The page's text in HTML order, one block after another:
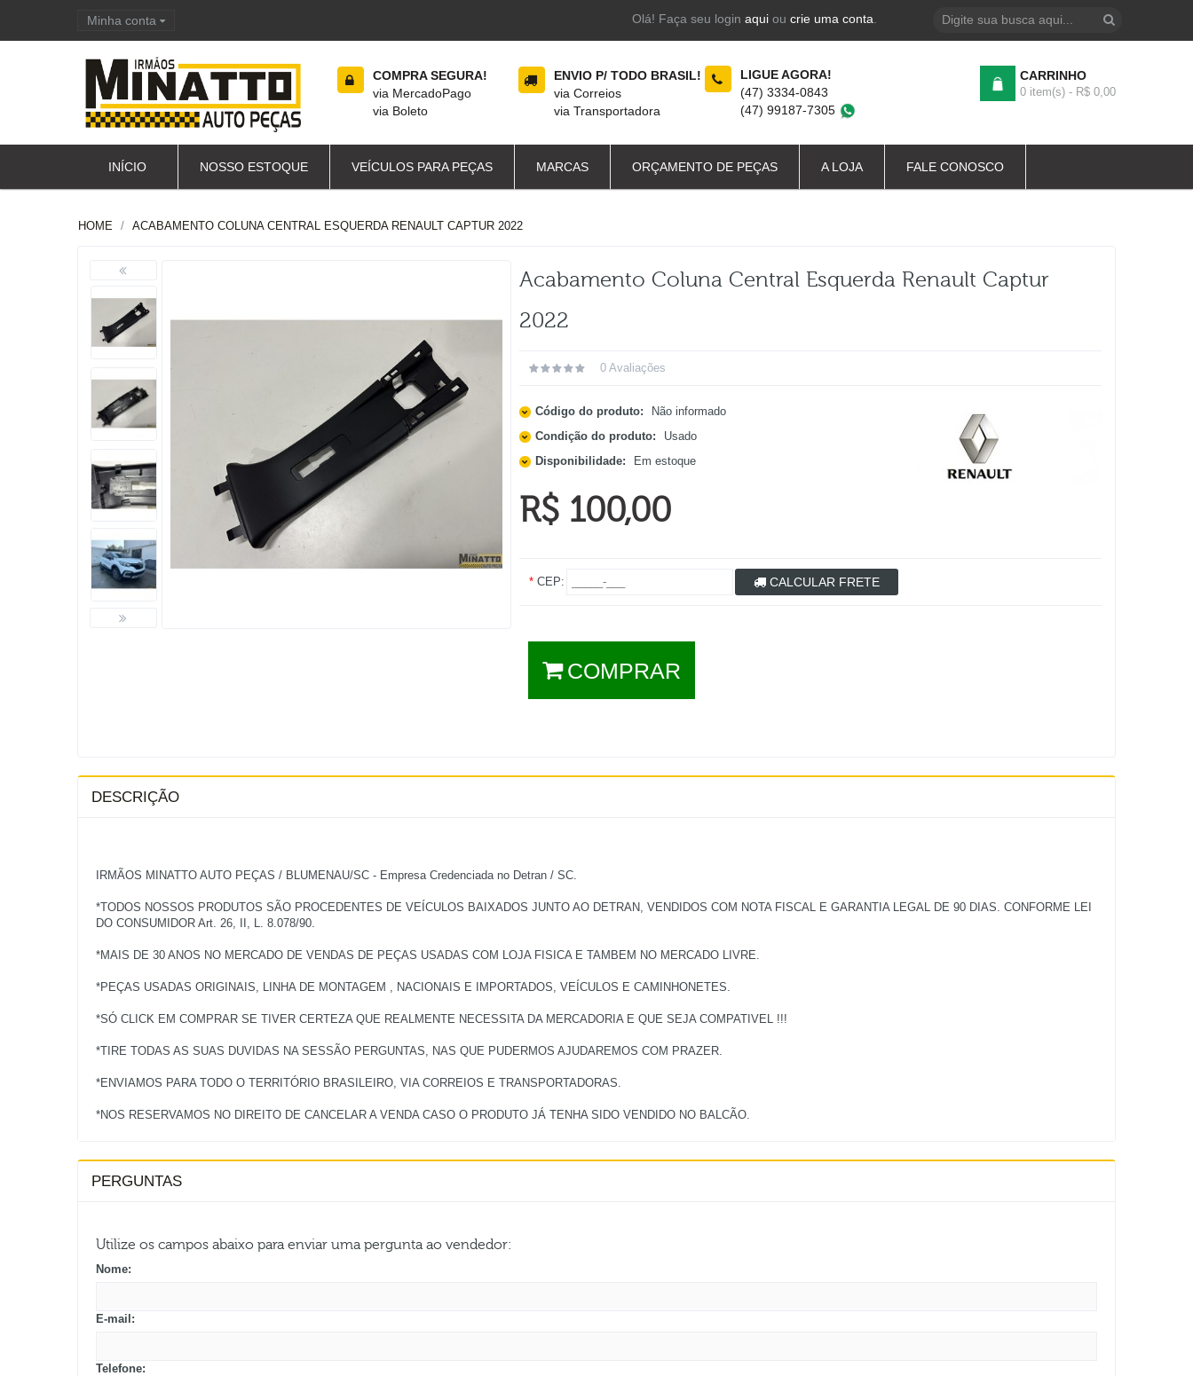
Minha conta Olá! Faça seu login aquiou crie uma conta
COMPRA SEGURA!
via MercadoPago
via Boleto
ENVIO P/ TODO BRASIL!
via Correios
via Transportadora
LIGUE AGORA!
(47) 3334-0843
(47) 99187-7305
CARRINHO
0 item(s) - R$ 0,00
INÍCIO NOSSO ESTOQUE VEÍCULOS PARA PEÇAS MARCAS ORÇAMENTO DE PEÇAS A LOJA FALE CONOSCO
HOME ACABAMENTO COLUNA CENTRAL ESQUERDA RENAULT CAPTUR 2022
Acabamento Coluna Central Esquerda Renault Captur
2022
0 Avaliações
Código do produto:
Não informado
Condição do produto:
Usado
Disponibilidade:
Em estoque
R$ 100,00
*CEP: CALCULAR FRETE
COMPRAR
DESCRIÇÃO
IRMÃOS MINATTO AUTO PEÇAS / BLUMENAU/SC - Empresa Credenciada no Detran / SC.
*TODOS NOSSOS PRODUTOS SÃO PROCEDENTES DE VEÍCULOS BAIXADOS JUNTO AO DETRAN, VENDIDOS COM NOTA FISCAL E GARANTIA LEGAL DE 90 DIAS. CONFORME LEI
DO CONSUMIDOR Art. 26, II, L. 8.078/90.
*MAIS DE 30 ANOS NO MERCADO DE VENDAS DE PEÇAS USADAS COM LOJA FISICA E TAMBEM NO MERCADO LIVRE.
*PEÇAS USADAS ORIGINAIS, LINHA DE MONTAGEM , NACIONAIS E IMPORTADOS, VEÍCULOS E CAMINHONETES.
*SÓ CLICK EM COMPRAR SE TIVER CERTEZA QUE REALMENTE NECESSITA DA MERCADORIA E QUE SEJA COMPATIVEL !!!
*TIRE TODAS AS SUAS DUVIDAS NA SESSÃO PERGUNTAS, NAS QUE PUDERMOS AJUDAREMOS COM PRAZER.
*ENVIAMOS PARA TODO O TERRITÓRIO BRASILEIRO, VIA CORREIOS E TRANSPORTADORAS.
PERGUNTAS
Utilize os campos abaixo para enviar uma pergunta ao vendedor:
Nome:
E-mail:
Telefone: